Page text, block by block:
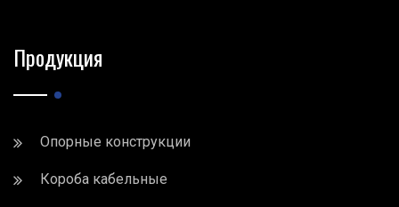
Продукция
Опорные конструкции
Короба кабельные